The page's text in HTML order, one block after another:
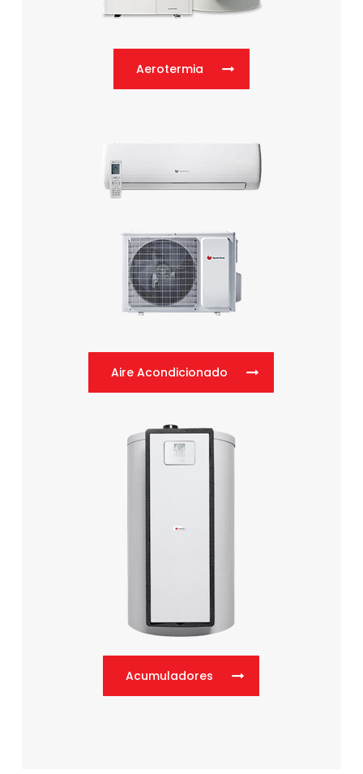
Aerotermia
Aire Acondicionado
Acumuladores